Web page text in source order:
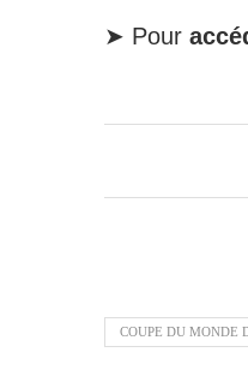
➤ Pour
COUPE DU MONDE